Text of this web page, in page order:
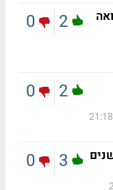
2
0
2
0
השנים
3
0